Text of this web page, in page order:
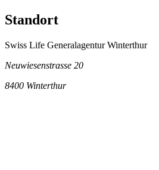
Standort
Swiss Life Generalagentur Winterthur
Neuwiesenstrasse 20
8400 Winterthur